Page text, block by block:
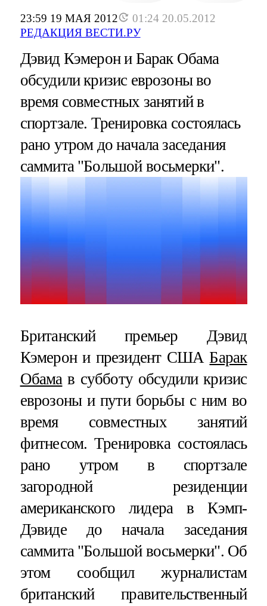
23:59 19 МАЯ 2012
01:24 20.05.2012
РЕДАКЦИЯ ВЕСТИ.РУ
Дэвид Кэмерон и Барак Обама
обсудили кризис еврозоны во
время совместных занятий в
спортзале. Тренировка состоялась
рано утром до начала заседания
саммита "Большой восьмерки".
Британский премьер Дэвид
Кэмерон и президент СШАБарак
Обамав субботу обсудили кризис
еврозоны и пути борьбы с ним во
время совместных занятий
фитнесом. Тренировка состоялась
рано утром в спортзале
загородной резиденции
американского лидера в Кэмп-
Дэвиде до начала заседания
саммита "Большой восьмерки". Об
этом сообщил журналистам
британский правительственный